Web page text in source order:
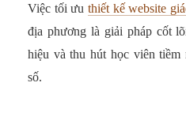
Việc tối ưu thiết kế website
địa phương là giải pháp cốt
hiệu và thu hút học viên tiềm
số.